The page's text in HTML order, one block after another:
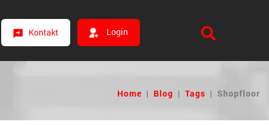
Kontakt Login
Home | Blog | Tags | Shopfloor